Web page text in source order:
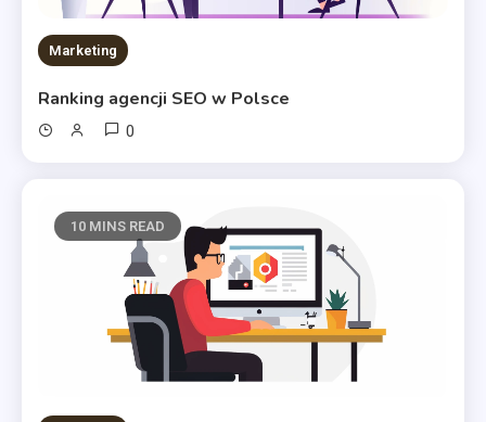
Marketing
Ranking agencji SEO w Polsce
0
10 MINS READ